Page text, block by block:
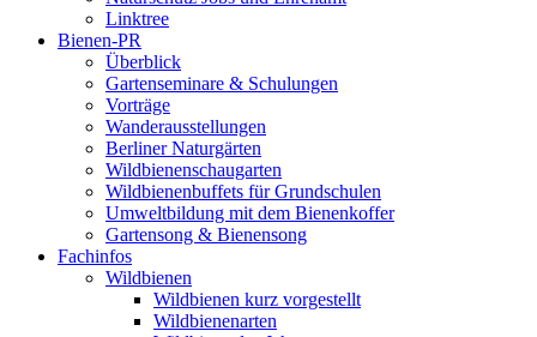
Linktree
Bienen-PR
Überblick
Gartenseminare & Schulungen
Vorträge
Wanderausstellungen
Berliner Naturgärten
Wildbienenschaugarten
Wildbienenbuffets für Grundschulen
Umweltbildung mit dem Bienenkoffer
Gartensong & Bienensong
Fachinfos
Wildbienen
Wildbienen kurz vorgestellt
Wildbienenarten